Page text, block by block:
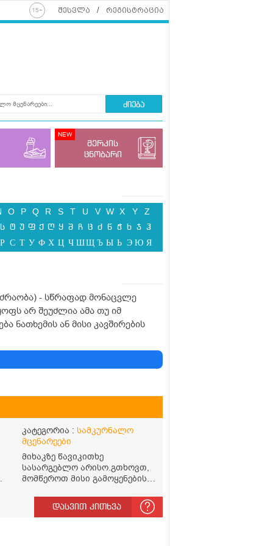
შესვლა რეგისტრაცია
ძიება
მერკის
ცნობარი
O P Q R S T U V W X Y Z
ს ტ უ ფ ქ ღ ყ შ ჩ ც ძ წ ჭ ხ ჯ ჰ
Р С Т У Ф Х Ц Ч ШЩ Ъ Ы Ь Э Ю Я
- სწრაფად მონაცვლე
არ შეუძლია ამა თუ იმ
ნათხემის ან მისი კავშირების
კატეგორია : სამკურნალო
მცენარეები
მიხაკზე წავიკითხე
სასარგებლო არისო.გთხოვთ,
მომწეროთ მისი გამოყენების
ჩაი. ასევე მაინტერესებს
ლეიკოციტები მაქვს ოდნავ
დასვით კითხვა